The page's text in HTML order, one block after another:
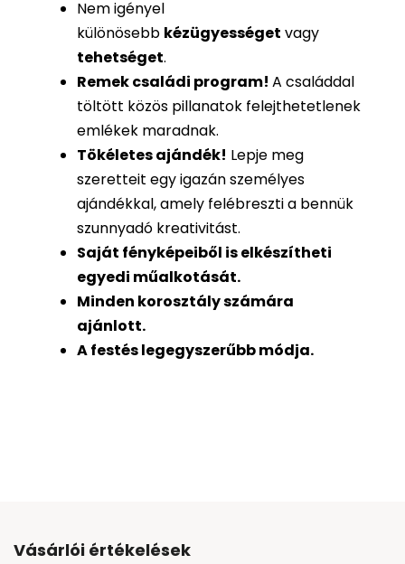
Nem igényel
különösebb kézügyességet vagy
tehetséget.
Remek családi program! A családdal
töltött közös pillanatok felejthetetlenek
emlékek maradnak.
Tökéletes ajándék! Lepje meg
szeretteit egy igazán személyes
ajándékkal, amely felébreszti a bennük
szunnyadó kreativitást.
Saját fényképeiből iselkészítheti
egyedi műalkotását.
Minden korosztály számára
ajánlott.
A festés legegyszerűbb módja.
Vásárlói értékelések